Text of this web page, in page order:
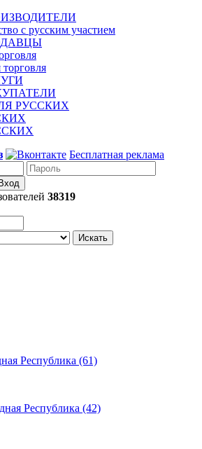
с русским участием
РУССКИХ
Бесплатная реклама
38319
Искать
Республика (61)
Республика (42)